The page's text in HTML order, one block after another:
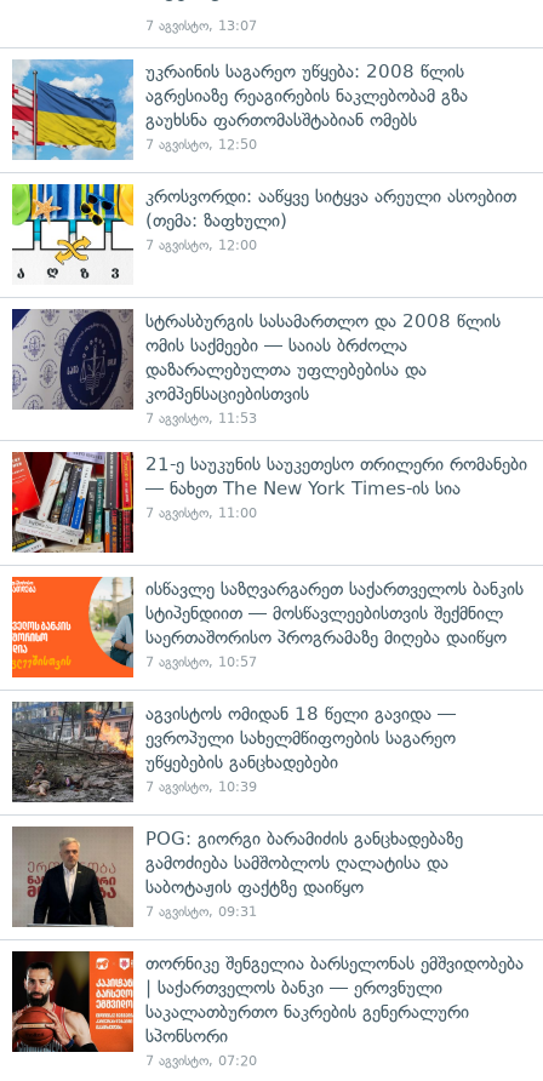
7 აგვისტო, 13:07
უკრაინის საგარეო უწყება: 2008 წლის
აგრესიაზე რეაგირების ნაკლებობამ გზა
გაუხსნა ფართომასშტაბიან ომებს
7 აგვისტო, 12:50
კროსვორდი: ააწყვე სიტყვა არეული ასოებით
(თემა: ზაფხული)
7 აგვისტო, 12:00
სტრასბურგის სასამართლო და 2008 წლის
ომის საქმეები — საიას ბრძოლა
დაზარალებულთა უფლებებისა და
კომპენსაციებისთვის
7 აგვისტო, 11:53
21-ე საუკუნის საუკეთესო თრილერი რომანები
— ნახეთ The New York Times-ის სია
7 აგვისტო, 11:00
ისწავლე საზღვარგარეთ საქართველოს ბანკის
სტიპენდიით — მოსწავლეებისთვის შექმნილ
საერთაშორისო პროგრამაზე მიღება დაიწყო
7 აგვისტო, 10:57
აგვისტოს ომიდან 18 წელი გავიდა —
ევროპული სახელმწიფოების საგარეო
უწყებების განცხადებები
7 აგვისტო, 10:39
POG: გიორგი ბარამიძის განცხადებაზე
გამოძიება სამშობლოს ღალატისა და
საბოტაჟის ფაქტზე დაიწყო
7 აგვისტო, 09:31
თორნიკე შენგელია ბარსელონას ემშვიდობება
| საქართველოს ბანკი — ეროვნული
საკალათბურთო ნაკრების გენერალური
სპონსორი
7 აგვისტო, 07:20